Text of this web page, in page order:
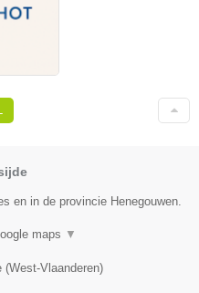
en in de provincie Henegouwen.
maps ▼
(West-Vlaanderen)